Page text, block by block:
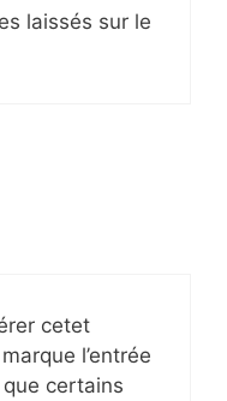
laissés sur le
cetet
l’entrée
certains